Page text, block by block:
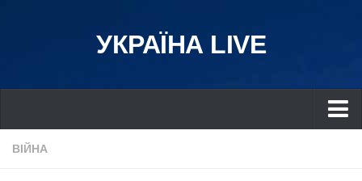
УКРАЇНА LIVE
Україна
ВІЙНА